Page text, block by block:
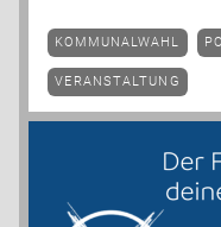
KOMMUNALWAHL
VERANSTALTUNG